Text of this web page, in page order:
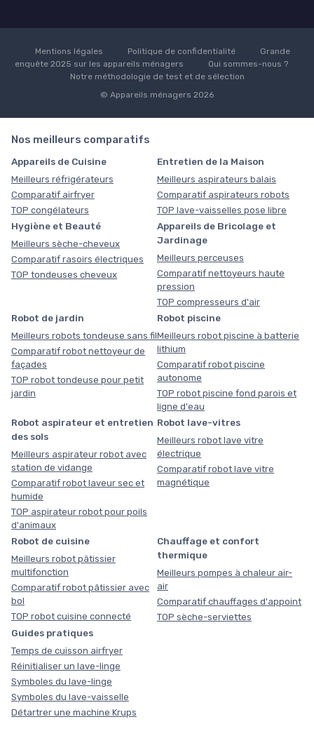
Mentions légales Politique de confidentialité
Grande
enquête 2025 sur les appareils ménagers
Qui sommes-nous ?
Notre méthodologie de test et de sélection
© Appareils ménagers 2026
Nos meilleurs comparatifs
Appareils de Cuisine
Meilleurs réfrigérateurs
Comparatif airfryer
TOP congélateurs
Entretien de la Maison
Meilleurs aspirateurs balais
Comparatif aspirateurs robots
TOP lave-vaisselles pose libre
Hygiène et Beauté
Meilleurs sèche-cheveux
Comparatif rasoirs électriques
TOP tondeuses cheveux
Appareils de Bricolage et
Jardinage
Meilleurs perceuses
Comparatif nettoyeurs haute
pression
TOP compresseurs d'air
Robot de jardin
Meilleurs robots tondeuse sans fil
Comparatif robot nettoyeur de
façades
TOP robot tondeuse pour petit
jardin
Robot piscine
Meilleurs robot piscine à batterie
lithium
Comparatif robot piscine
autonome
TOP robot piscine fond parois et
ligne d'eau
Robot aspirateur et entretien
des sols
Meilleurs aspirateur robot avec
station de vidange
Comparatif robot laveur sec et
humide
TOP aspirateur robot pour poils
d'animaux
Robot lave-vitres
Meilleurs robot lave vitre
électrique
Comparatif robot lave vitre
magnétique
Robot de cuisine
Meilleurs robot pâtissier
multifonction
Comparatif robot pâtissier avec
bol
TOP robot cuisine connecté
Chauffage et confort
thermique
Meilleurs pompes à chaleur air-
air
Comparatif chauffages d'appoint
TOP sèche-serviettes
Guides pratiques
Temps de cuisson airfryer
Réinitialiser un lave-linge
Symboles du lave-linge
Symboles du lave-vaisselle
Détartrer une machine Krups